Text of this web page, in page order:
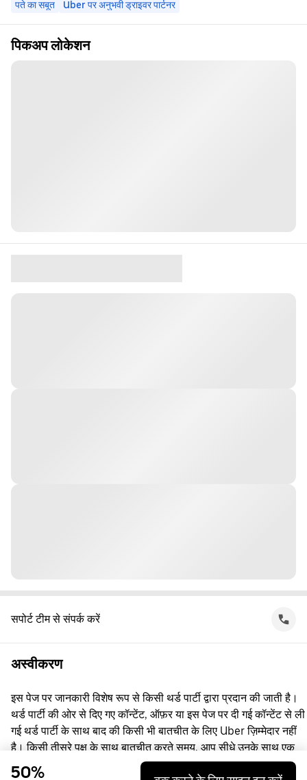
पते का सबूत Uber पर अनुभवी ड्राइवर पार्टनर
पिकअप लोकेशन
सपोर्ट टीम से संपर्क करें
अस्वीकरण
इस पेज पर जानकारी विशेष रूप से किसी थर्ड पार्टी द्वारा प्रदान की जाती है।
थर्ड पार्टी की ओर से दिए गए कॉन्टेंट, ऑफ़र या इस पेज पर दी गई कॉन्टेंट से ली
गई थर्ड पार्टी के साथ बाद की किसी भी बातचीत के लिए Uber ज़िम्मेदार नहीं
है। किसी तीसरे पक्ष के साथ बातचीत करते समय, आप सीधे उनके साथ एक
समझौता करते हैं, जिसमें Uber पक्षकार नहीं है। सवाल पूछने के लिए, कृपया
50%